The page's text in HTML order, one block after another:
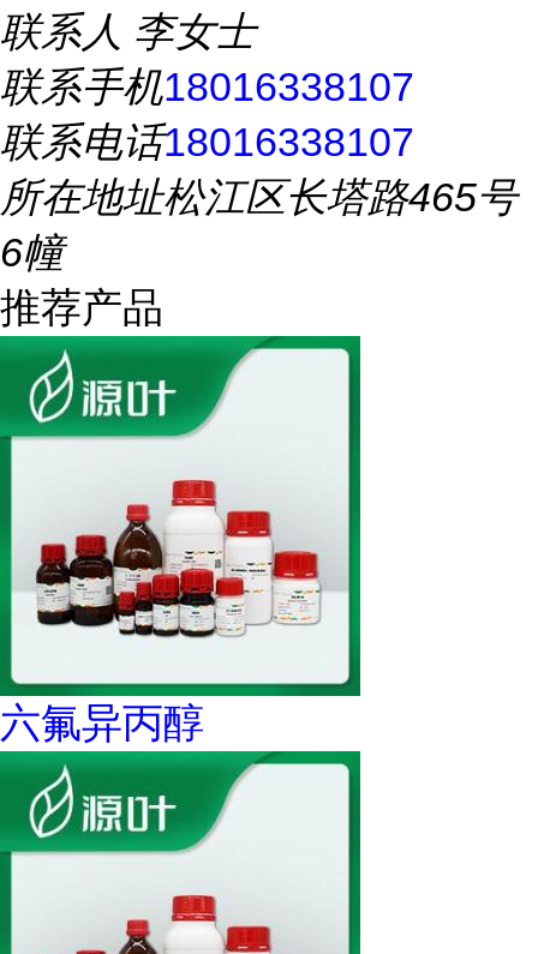
联系人 李女士
联系手机18016338107
联系电话18016338107
所在地址松江区长塔路465号
6幢
推荐产品
六氟异丙醇